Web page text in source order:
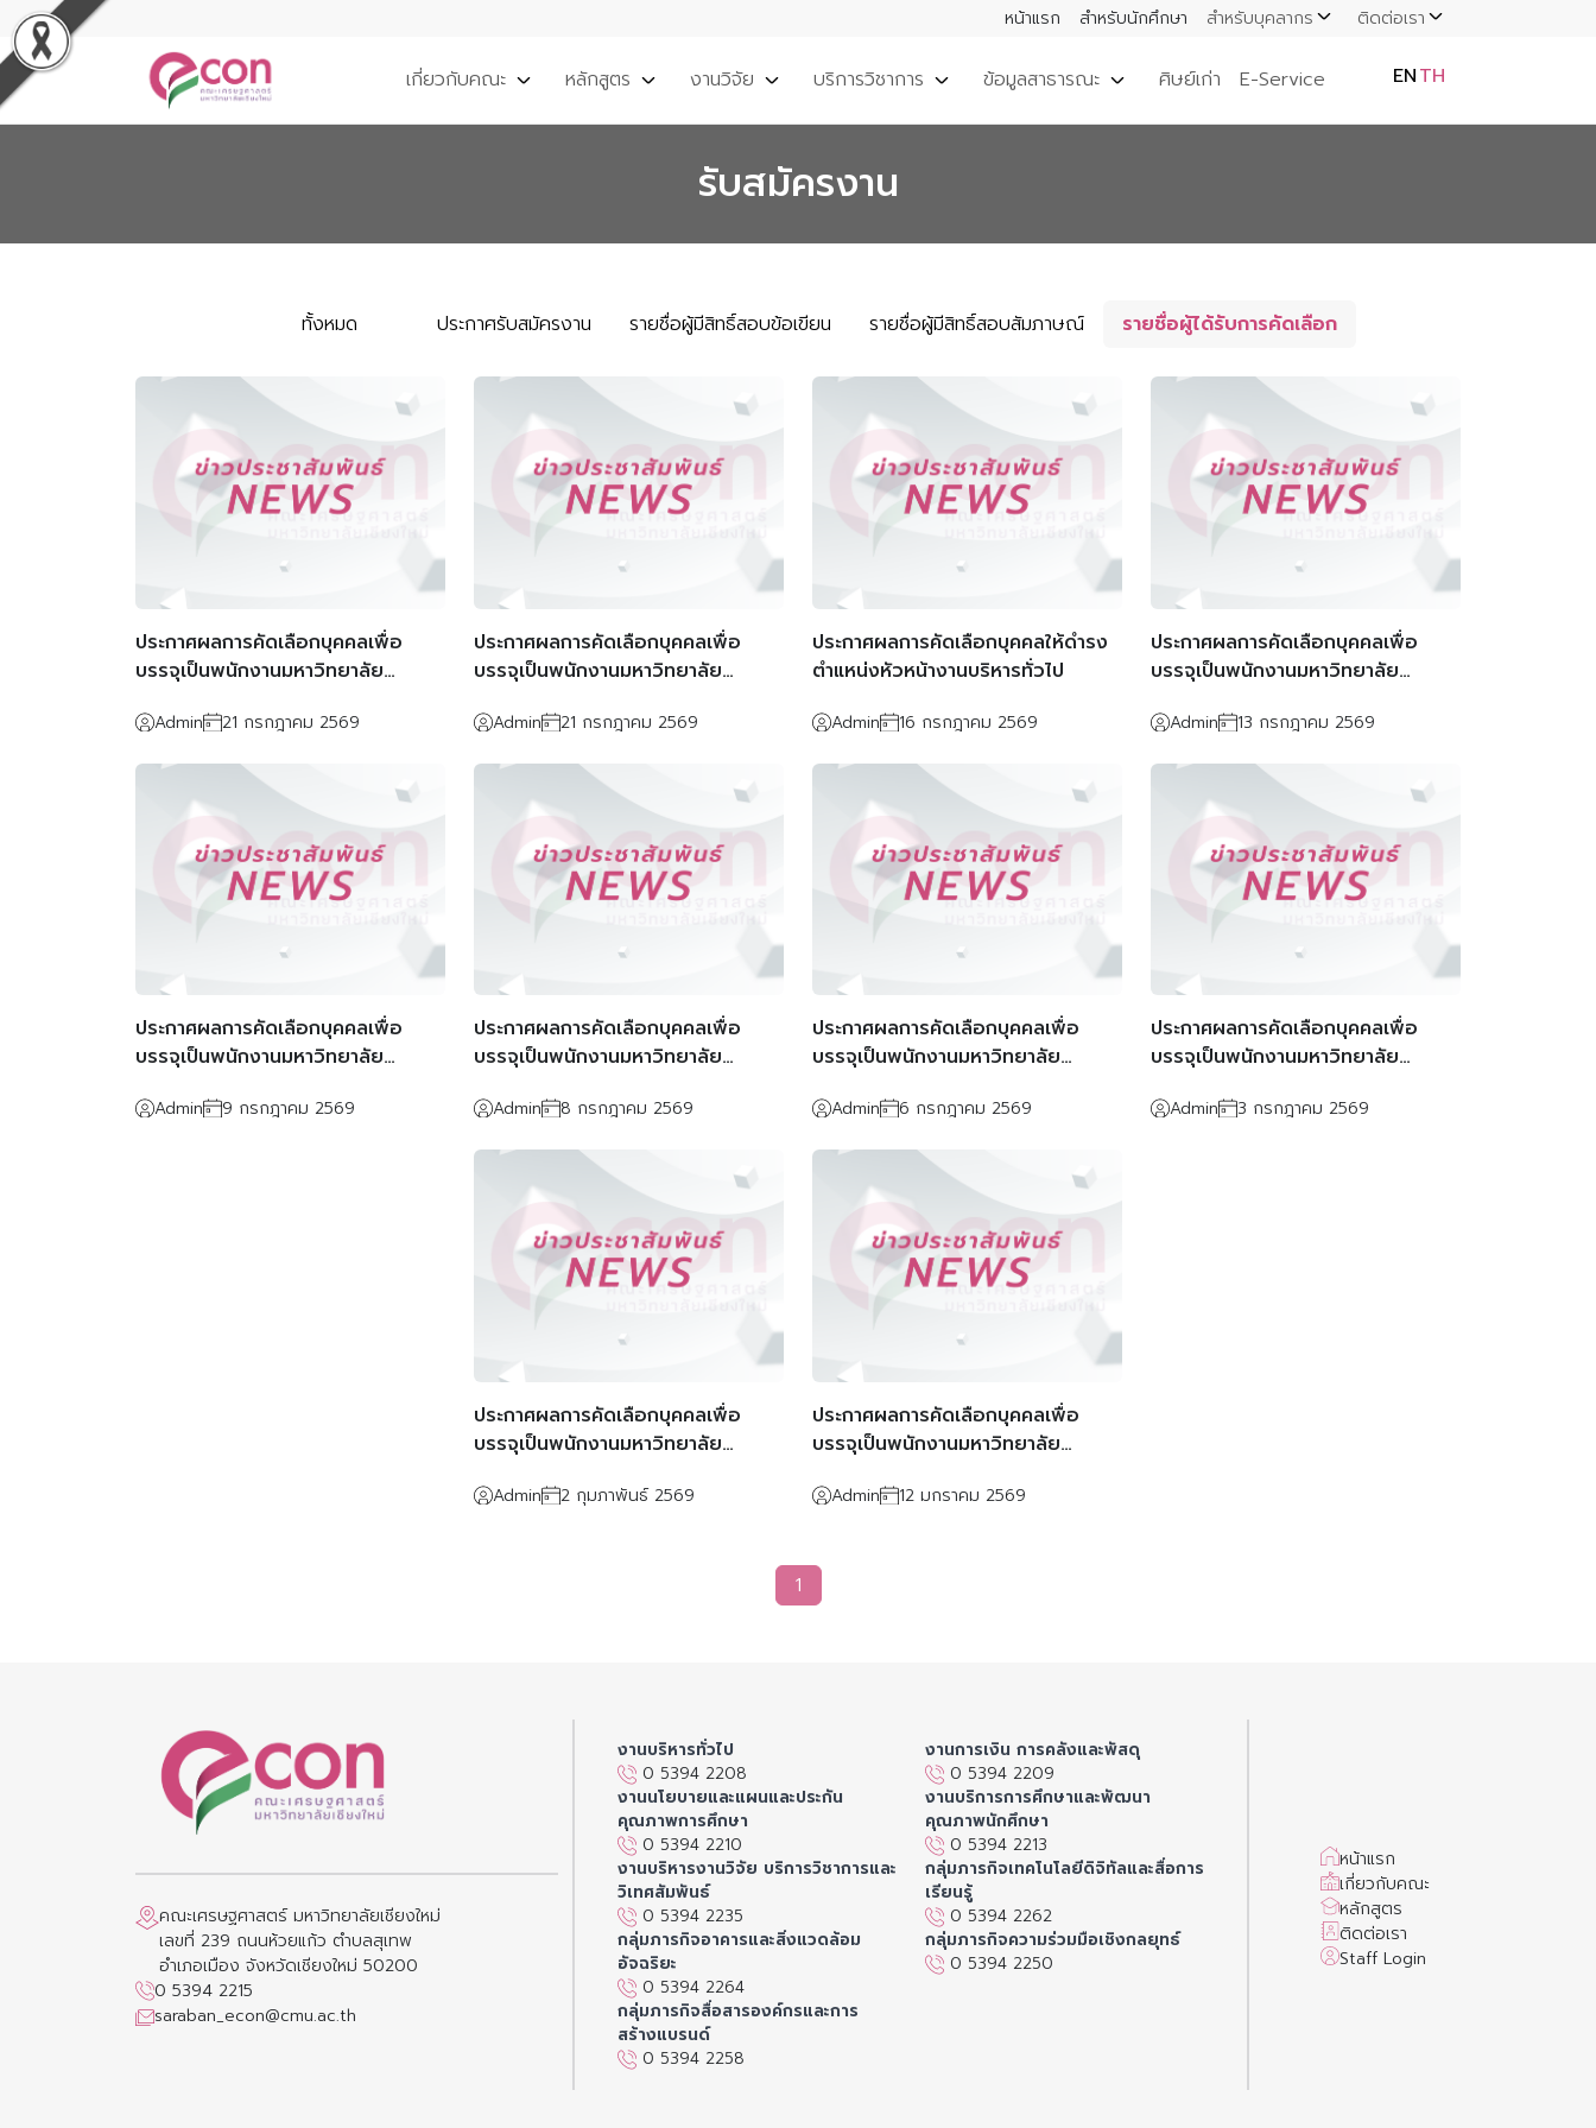
หน้าแรก สำหรับนักศึกษา สำหรับบุคลากร ติดต่อเรา
เกี่ยวกับคณะ หลักสูตร งานวิจัย บริการวิชาการ ข้อมูลสาธารณะ ศิษย์เก่า E-Service ENTH
รับสมัครงาน
ทั้งหมด ประกาศรับสมัครงาน รายชื่อผู้มีสิทธิ์สอบข้อเขียน รายชื่อผู้มีสิทธิ์สอบสัมภาษณ์ รายชื่อผู้ได้รับการคัดเลือก
ประกาศผลการคัดเลือกบุคคลเพื่อ
บรรจุเป็นพนักงานมหาวิทยาลัย
EP270018)
Admin 21 กรกฎาคม 2569
ประกาศผลการคัดเลือกบุคคลเพื่อ
บรรจุเป็นพนักงานมหาวิทยาลัย
EV270002)
Admin 21 กรกฎาคม 2569
ประกาศผลการคัดเลือกบุคคลให้ดำรง
ตำแหน่งหัวหน้างานบริหารทั่วไป
Admin 16 กรกฎาคม 2569
ประกาศผลการคัดเลือกบุคคลเพื่อ
บรรจุเป็นพนักงานมหาวิทยาลัย
เลขที่ EV270006)
Admin 13 กรกฎาคม 2569
ประกาศผลการคัดเลือกบุคคลเพื่อ
บรรจุเป็นพนักงานมหาวิทยาลัย
งานด้านบริหารงานการศึกษา
Admin 9 กรกฎาคม 2569
ประกาศผลการคัดเลือกบุคคลเพื่อ
บรรจุเป็นพนักงานมหาวิทยาลัย
Admin 8 กรกฎาคม 2569
ประกาศผลการคัดเลือกบุคคลเพื่อ
บรรจุเป็นพนักงานมหาวิทยาลัย
ด้านสื่อสารองค์กร
Admin 6 กรกฎาคม 2569
ประกาศผลการคัดเลือกบุคคลเพื่อ
บรรจุเป็นพนักงานมหาวิทยาลัย
ด้านบริหารงานบุคคล
Admin 3 กรกฎาคม 2569
ประกาศผลการคัดเลือกบุคคลเพื่อ
บรรจุเป็นพนักงานมหาวิทยาลัย
Admin 2 กุมภาพันธ์ 2569
ประกาศผลการคัดเลือกบุคคลเพื่อ
บรรจุเป็นพนักงานมหาวิทยาลัย
Admin 12 มกราคม 2569
1
คณะเศรษฐศาสตร์ มหาวิทยาลัยเชียงใหม่
เลขที่ 239 ถนนห้วยแก้ว ตำบลสุเทพ
อำเภอเมือง จังหวัดเชียงใหม่ 50200
0 5394 2215
saraban_econ@cmu.ac.th
งานบริหารทั่วไป
0 5394 2208
งานการเงิน การคลังและพัสดุ
0 5394 2209
งานนโยบายและแผนและประกัน
คุณภาพการศึกษา
0 5394 2210
งานบริการการศึกษาและพัฒนา
คุณภาพนักศึกษา
0 5394 2213
งานบริหารงานวิจัย บริการวิชาการและ
วิเทศสัมพันธ์
0 5394 2235
กลุ่มภารกิจเทคโนโลยีดิจิทัลและสื่อการ
เรียนรู้
0 5394 2262
กลุ่มภารกิจอาคารและสิ่งแวดล้อม
อัจฉริยะ
0 5394 2264
กลุ่มภารกิจความร่วมมือเชิงกลยุทธ์
0 5394 2250
กลุ่มภารกิจสื่อสารองค์กรและการ
สร้างแบรนด์
0 5394 2258
หน้าแรก
เกี่ยวกับคณะ
หลักสูตร
ติดต่อเรา
Staff Login